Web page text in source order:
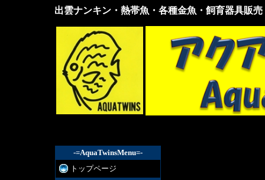
出雲ナンキン・熱帯魚・各種金魚・飼育器具販売
-=AquaTwinsMenu=-
トップページ